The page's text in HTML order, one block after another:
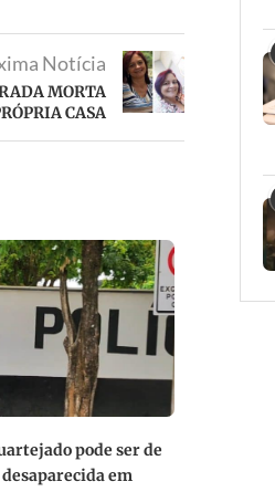
Notícia
MORTA
CASA
pode ser de
em